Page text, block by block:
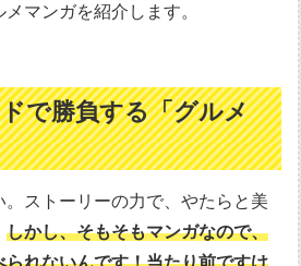
マンガを紹介します。
で勝負する「グルメ
ストーリーの力で、やたらと美
しかし、そもそもマンガなので、
れないんです！当たり前ですけ